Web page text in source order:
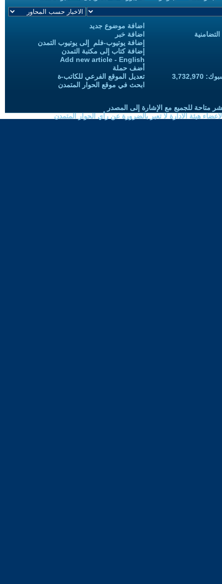
اضافة موضوع جديد
اضافة خبر
إضافة يوتيوب-فلم إلى يوتيوب التمدن
إضافة كتاب إلى مكتبة التمدن
Add new article - English
أضف حملة
تعديل الموقع الفرعي للكاتب-ة
ابحث في موقع الحوار المتمدن
متاحة للجميع مع الإشارة إلى المصدر
هيئة الادارة لا تعبر بالضرورة عن رأي الحوار المتمدن